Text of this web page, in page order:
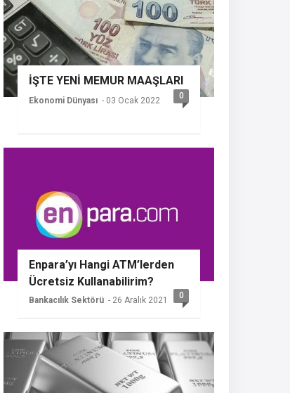
İŞTE YENİ MEMUR MAAŞLARI
Ekonomi Dünyası - 03 Ocak 2022 0
Enpara’yı Hangi ATM’lerden
Ücretsiz Kullanabilirim?
Bankacılık Sektörü - 26 Aralık 2021 0